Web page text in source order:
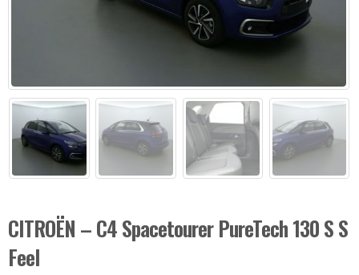
CITROËN – C4 Spacetourer PureTech 130 S S
Feel